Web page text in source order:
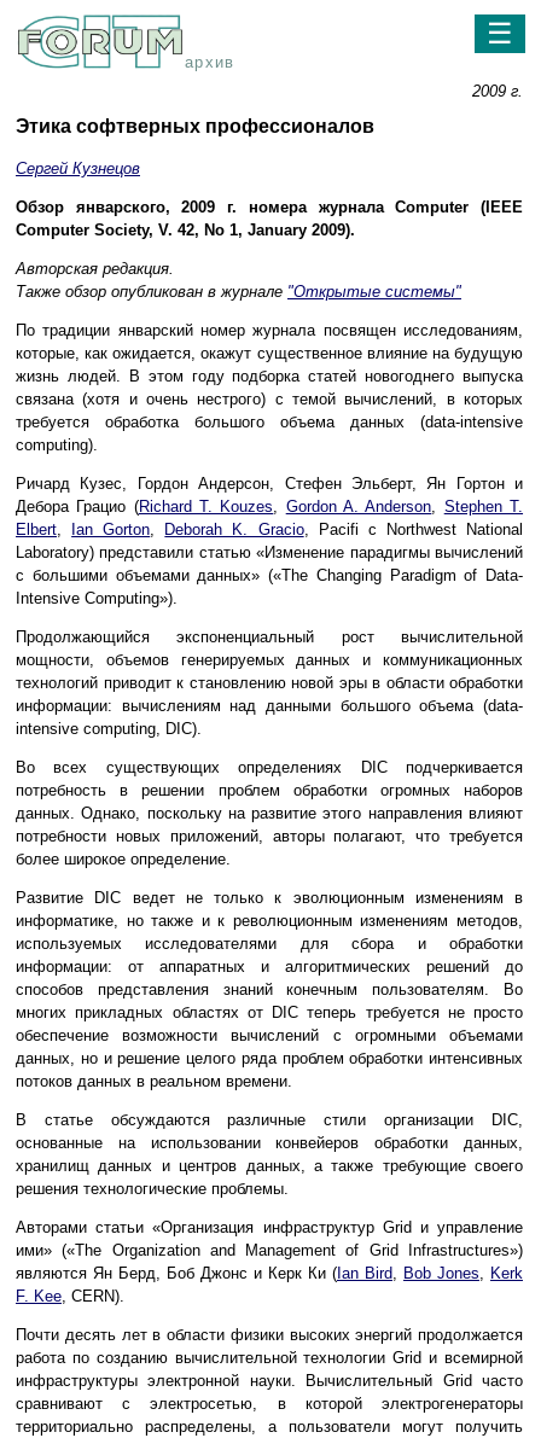
архив
☰
2009 г.
Этика софтверных профессионалов
Сергей Кузнецов
Обзор январского, 2009 г. номера журнала Computer (IEEE
Computer Society, V. 42, No 1, January 2009).
Авторская редакция.
Также обзор опубликован в журнале "Открытые системы"
По традиции январский номер журнала посвящен исследованиям,
которые, как ожидается, окажут существенное влияние на будущую
жизнь людей. В этом году подборка статей новогоднего выпуска
связана (хотя и очень нестрого) с темой вычислений, в которых
требуется обработка большого объема данных (data-intensive
computing).
Ричард Кузес, Гордон Андерсон, Стефен Эльберт, Ян Гортон и
Дебора Грацио (Richard T. Kouzes, Gordon A. Anderson, Stephen T.
Elbert, Ian Gorton, Deborah K. Gracio, Pacifi c Northwest National
Laboratory) представили статью «Изменение парадигмы вычислений
с большими объемами данных» («The Changing Paradigm of Data-
Intensive Computing»).
Продолжающийся экспоненциальный рост вычислительной
мощности, объемов генерируемых данных и коммуникационных
технологий приводит к становлению новой эры в области обработки
информации: вычислениям над данными большого объема (data-
intensive computing, DIC).
Во всех существующих определениях DIC подчеркивается
потребность в решении проблем обработки огромных наборов
данных. Однако, поскольку на развитие этого направления влияют
потребности новых приложений, авторы полагают, что требуется
более широкое определение.
Развитие DIC ведет не только к эволюционным изменениям в
информатике, но также и к революционным изменениям методов,
используемых исследователями для сбора и обработки
информации: от аппаратных и алгоритмических решений до
способов представления знаний конечным пользователям. Во
многих прикладных областях от DIC теперь требуется не просто
обеспечение возможности вычислений с огромными объемами
данных, но и решение целого ряда проблем обработки интенсивных
потоков данных в реальном времени.
В статье обсуждаются различные стили организации DIC,
основанные на использовании конвейеров обработки данных,
хранилищ данных и центров данных, а также требующие своего
решения технологические проблемы.
Авторами статьи «Организация инфраструктур Grid и управление
ими» («The Organization and Management of Grid Infrastructures»)
являются Ян Берд, Боб Джонс и Керк Ки ( Ian Bird, Bob Jones, Kerk
F. Kee, CERN).
Почти десять лет в области физики высоких энергий продолжается
работа по созданию вычислительной технологии Grid и всемирной
инфраструктуры электронной науки. Вычислительный Grid часто
сравнивают с электросетью, в которой электрогенераторы
территориально распределены, а пользователи могут получить